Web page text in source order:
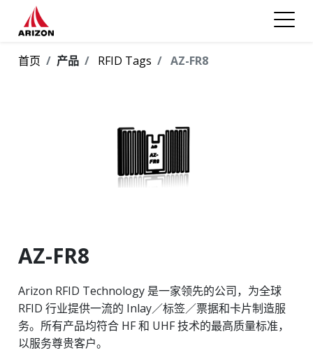
首页 产品 RFID Tags AZ-FR8
AZ-FR8
Arizon RFID Technology 是一家领先的公司，为全球
RFID 行业提供一流的 Inlay／标签／票据和卡片制造服
务。所有产品均符合 HF 和 UHF 技术的最高质量标准，
以服务尊贵客户。